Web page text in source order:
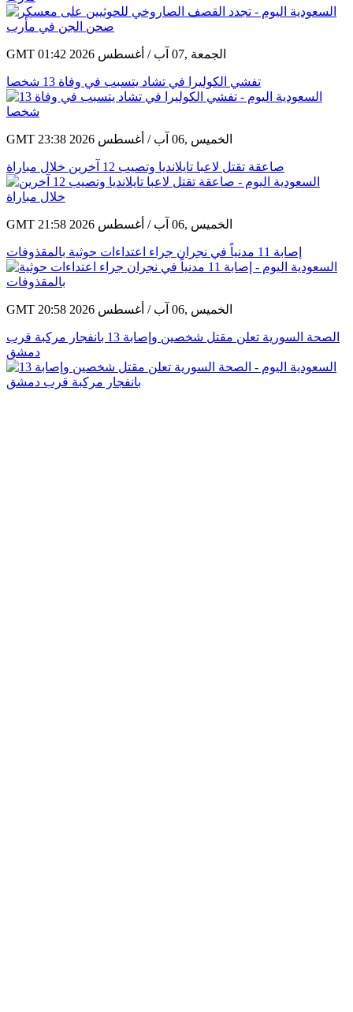
GMT 01:42 2026 الجمعة ,07 آب / أغسطس
تفشي الكوليرا في تشاد يتسبب في وفاة 13 شخصا
GMT 23:38 2026 الخميس ,06 آب / أغسطس
صاعقة تقتل لاعبا تايلانديا وتصيب 12 آخرين خلال مباراة
GMT 21:58 2026 الخميس ,06 آب / أغسطس
إصابة 11 مدنياً في نجران جراء اعتداءات حوثية بالمقذوفات
GMT 20:58 2026 الخميس ,06 آب / أغسطس
الصحة السورية تعلن مقتل شخصين وإصابة 13 بانفجار مركبة قرب
دمشق